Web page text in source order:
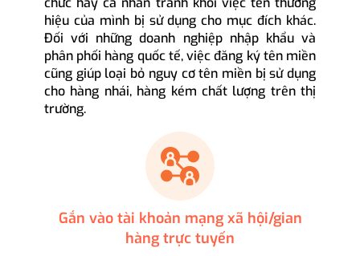
hiệu của mình bị sử dụng cho mục đích khác.
Đối với những doanh nghiệp nhập khẩu và
phân phối hàng quốc tế, việc đăng ký tên miền
cũng giúp loại bỏ nguy cơ tên miền bị sử dụng
cho hàng nhái, hàng kém chất lượng trên thị
trường.
Gắn vào tài khoản mạng xã hội/gian
hàng trực tuyến